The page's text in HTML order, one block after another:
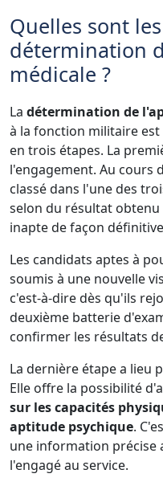
Quelles sont
détermination
médicale ?
La détermination de
à la fonction militaire
en trois étapes. La
l'engagement. Au cours
classé dans l'une des
selon du résultat
inapte de façon
Les candidats aptes à
soumis à une nouvelle
c'est-à-dire dès qu'ils
deuxième batterie
confirmer les résultats
La dernière étape a lieu
Elle offre la possibilité
sur les capacités
aptitude psychique.
une information précise
l'engagé au service.